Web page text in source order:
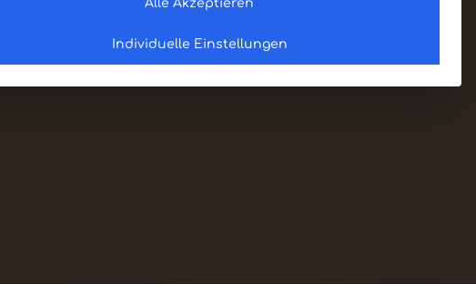
Alle Akzeptieren
Individuelle Einstellungen